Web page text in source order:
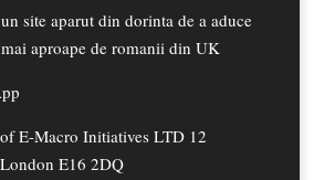
site aparut din dorinta de a aduce
aproape de romanii din UK
E-Macro Initiatives LTD 12
E16 2DQ